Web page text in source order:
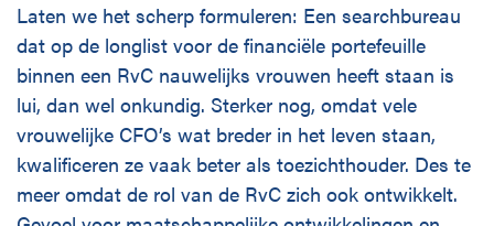
Laten we het scherp formuleren: Een searchbureau
dat op de longlist voor de financiële portefeuille
binnen een RvC nauwelijks vrouwen heeft staan is
lui, dan wel onkundig. Sterker nog, omdat vele
vrouwelijke CFO’s wat breder in het leven staan,
kwalificeren ze vaak beter als toezichthouder. Des te
meer omdat de rol van de RvC zich ook ontwikkelt.